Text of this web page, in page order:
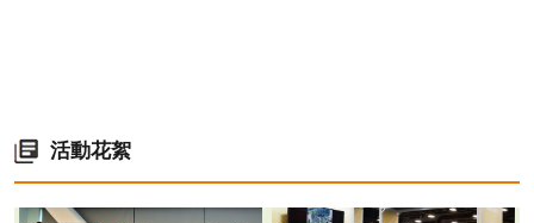
活動花絮